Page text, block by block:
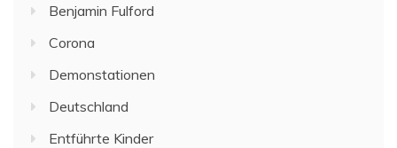
Benjamin Fulford
Corona
Demonstationen
Deutschland
Entführte Kinder